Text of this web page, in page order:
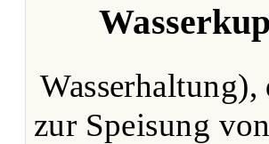
zur Speisung